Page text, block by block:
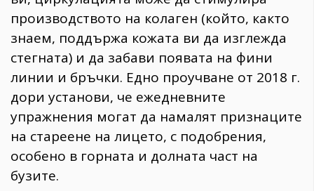
производството на колаген (който, както
знаем, поддържа кожата ви да изглежда
стегната) и да забави появата на фини
линии и бръчки. Едно проучване от 2018 г.
дори установи, че ежедневните
упражнения могат да намалят признаците
на стареене на лицето, с подобрения,
особено в горната и долната част на
бузите.